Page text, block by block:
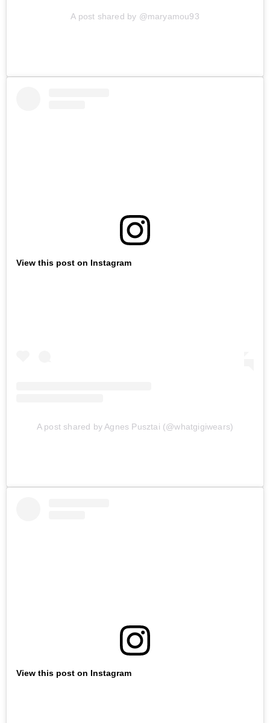
A post shared by @maryamou93
View this post on Instagram
A post shared by Agnes Pusztai (@whatgigiwears)
View this post on Instagram